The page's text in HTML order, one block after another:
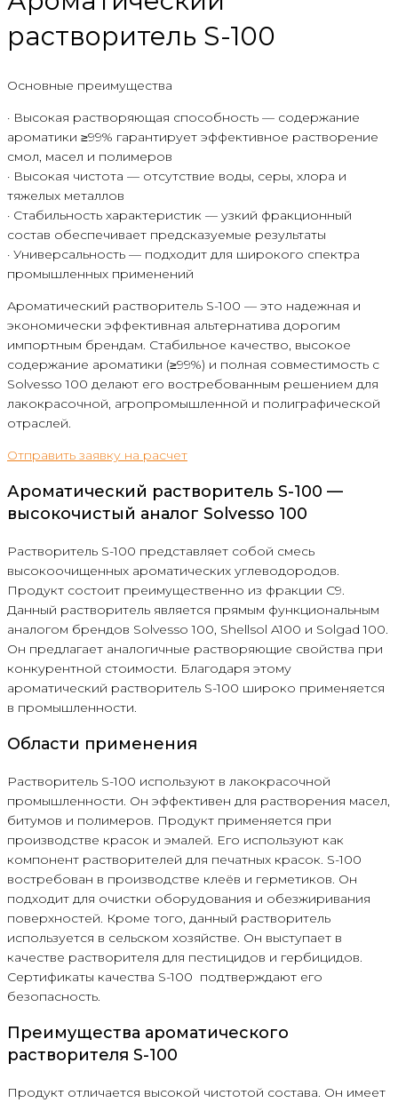
растворитель S-100
Основные преимущества
· Высокая растворяющая способность — содержание
ароматики ≥99% гарантирует эффективное растворение
смол, масел и полимеров
· Высокая чистота — отсутствие воды, серы, хлора и
тяжелых металлов
· Стабильность характеристик — узкий фракционный
состав обеспечивает предсказуемые результаты
· Универсальность — подходит для широкого спектра
промышленных применений
Ароматический растворитель S-100 — это надежная и
экономически эффективная альтернатива дорогим
импортным брендам. Стабильное качество, высокое
содержание ароматики (≥99%) и полная совместимость с
Solvesso 100 делают его востребованным решением для
лакокрасочной, агропромышленной и полиграфической
отраслей.
Отправить заявку на расчет
Ароматический растворитель S-100 —
высокочистый аналог Solvesso 100
Растворитель S-100 представляет собой смесь
высокоочищенных ароматических углеводородов.
Продукт состоит преимущественно из фракции C9.
Данный растворитель является прямым функциональным
аналогом брендов Solvesso 100, Shellsol A100 и Solgad 100.
Он предлагает аналогичные растворяющие свойства при
конкурентной стоимости. Благодаря этому
ароматический растворитель S-100 широко применяется
в промышленности.
Области применения
Растворитель S-100 используют в лакокрасочной
промышленности. Он эффективен для растворения масел,
битумов и полимеров. Продукт применяется при
производстве красок и эмалей. Его используют как
компонент растворителей для печатных красок. S-100
востребован в производстве клеёв и герметиков. Он
подходит для очистки оборудования и обезжиривания
поверхностей. Кроме того, данный растворитель
используется в сельском хозяйстве. Он выступает в
качестве растворителя для пестицидов и гербицидов.
Сертификаты качества S-100 подтверждают его
безопасность.
Преимущества ароматического
растворителя S-100
Продукт отличается высокой чистотой состава. Он имеет